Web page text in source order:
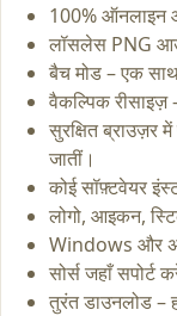
100% ऑनलाइन
लॉसलेस PNG
बैच मोड – एक
वैकल्पिक
सुरक्षित ब्राउज़र
जातीं।
कोई सॉफ़्टवेयर
लोगो, आइकन,
Windows और
सोर्स जहाँ सपोर्ट
तुरंत डाउनलोड –